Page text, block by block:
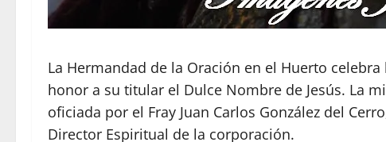
La Hermandad de la Oración en el Huerto
honor a su titular el Dulce Nombre de Jesús. La
oficiada por el Fray Juan Carlos González del
Director Espiritual de la corporación.